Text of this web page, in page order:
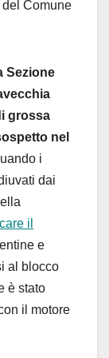
del Comune
Sezione
grossa
nel
i
dai
il
e
al blocco
è stato
il motore